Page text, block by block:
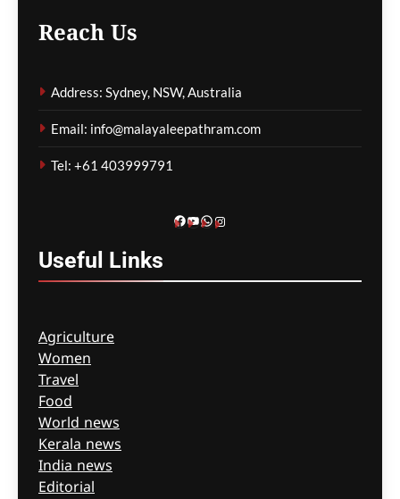
നടപടിക്രമങ്ങൾ
Reach Us
Address: Sydney, NSW, Australia
Email: info@malayaleepathram.com
Tel: +61 403999791
Facebook
YouTube
WhatsApp
Instagram
Useful Links
Agriculture
Women
Travel
Food
World news
Kerala news
India news
Editorial